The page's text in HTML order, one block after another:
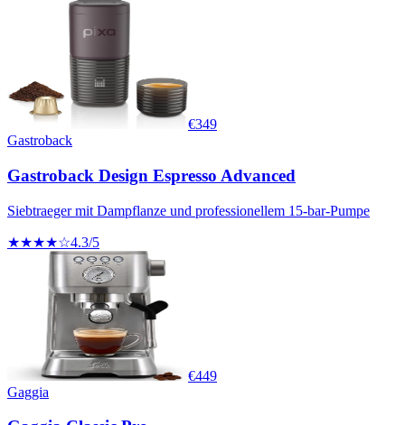
€349
Gastroback
Gastroback Design Espresso Advanced
Siebtraeger mit Dampflanze und professionellem 15-bar-Pumpe
★★★★☆4.3/5
€449
Gaggia